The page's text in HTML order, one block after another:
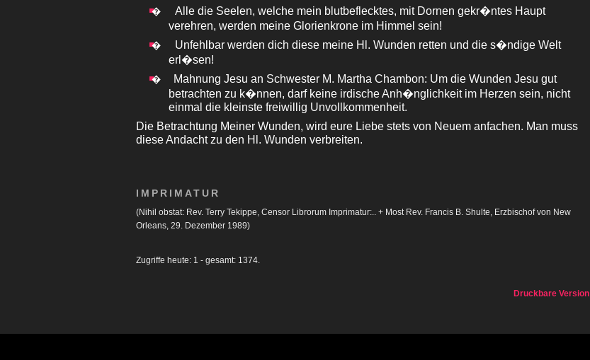
�
Alle die Seelen, welche mein blutbeflecktes, mit Dornen gekr�ntes Haupt
verehren, werden meine Glorienkrone im Himmel sein!
�
Unfehlbar werden dich diese meine Hl. Wunden retten und die s�ndige Welt
erl�sen!
�
Mahnung Jesu an Schwester M. Martha Chambon: Um die Wunden Jesu gut
betrachten zu k�nnen, darf keine irdische Anh�nglichkeit im Herzen sein, nicht
einmal die kleinste freiwillig Unvollkommenheit.
Die Betrachtung Meiner Wunden, wird eure Liebe stets von Neuem anfachen. Man muss
diese Andacht zu den Hl. Wunden verbreiten.
IMPRIMATUR
(Nihil obstat: Rev. Terry Tekippe, Censor Librorum Imprimatur:.. + Most Rev. Francis B. Shulte, Erzbischof von New
Orleans, 29. Dezember 1989)
Zugriffe heute: 1 - gesamt: 1374.
Druckbare Version